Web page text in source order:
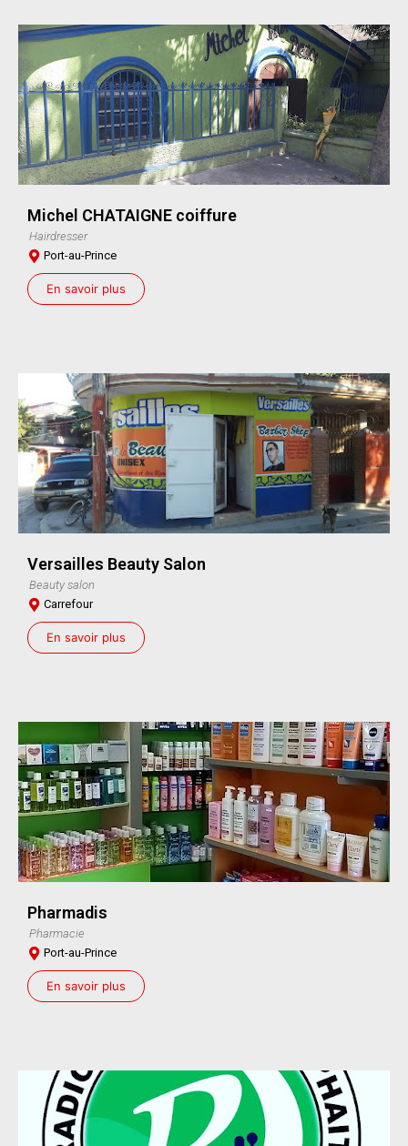
Michel CHATAIGNE coiffure
Hairdresser
Port-au-Prince
En savoir plus
Versailles Beauty Salon
Beauty salon
Carrefour
En savoir plus
Pharmadis
Pharmacie
Port-au-Prince
En savoir plus